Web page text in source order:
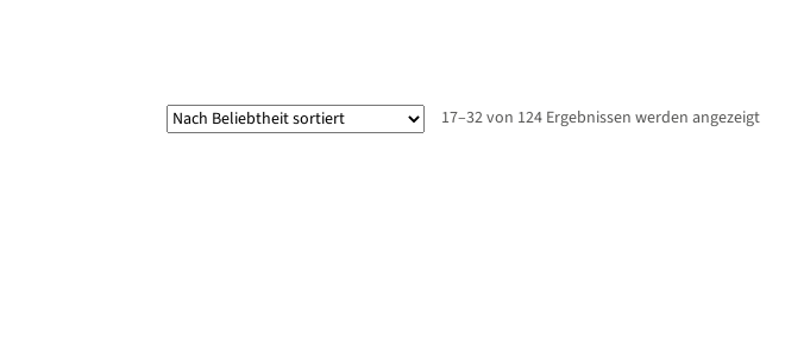
17–32 von 124 Ergebnissen werden angezeigtNach